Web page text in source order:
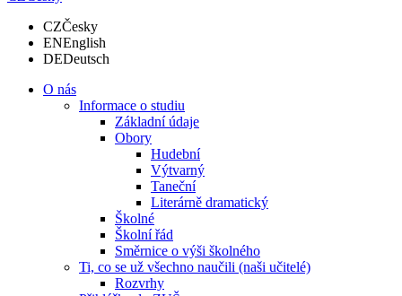
CZČesky
ENEnglish
DEDeutsch
O nás
Informace o studiu
Základní údaje
Obory
Hudební
Výtvarný
Taneční
Literárně dramatický
Školné
Školní řád
Směrnice o výši školného
Ti, co se už všechno naučili (naši učitelé)
Rozvrhy